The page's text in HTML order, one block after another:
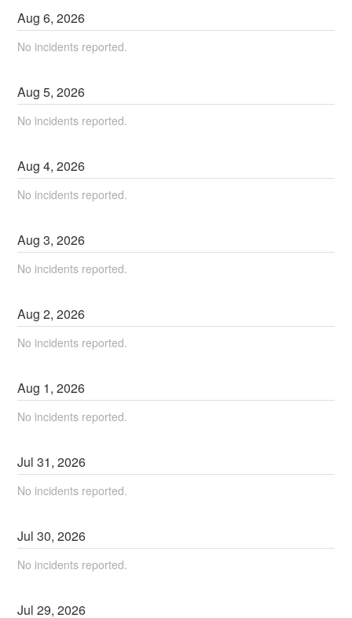
Aug6,2026
No incidents reported.
Aug5,2026
No incidents reported.
Aug4,2026
No incidents reported.
Aug3,2026
No incidents reported.
Aug2,2026
No incidents reported.
Aug 1,2026
No incidents reported.
Jul31,2026
No incidents reported.
Jul30,2026
No incidents reported.
Jul29,2026